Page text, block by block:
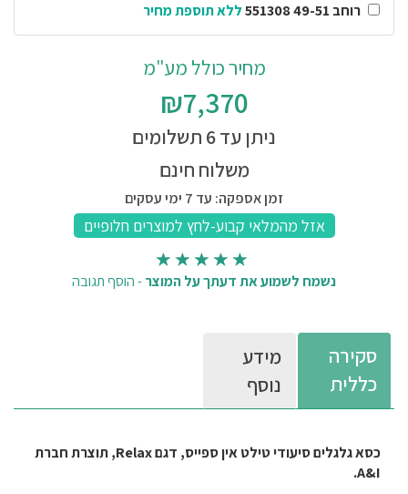
רוחב 49-51 551308 ללא תוספת מחיר
מחיר כולל מע"מ
₪7,370
ניתן עד 6 תשלומים
משלוח חינם
זמן אספקה: עד 7 ימי עסקים
נשמח לשמוע את דעתך על המוצר-הוסף תגובה
סקירה
כללית
מידע
נוסף
כסא גלגלים סיעודי טילט אין ספייס, דגם Relax, תוצרת חברת
A&I.